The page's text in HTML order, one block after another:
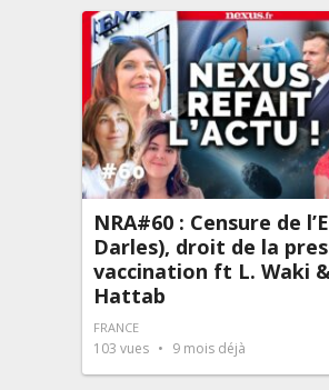
NRA#60 : Censure de
Darles), droit de la
vaccination ft L. Waki
Hattab
FRANCE
103 vues 9 mois déjà